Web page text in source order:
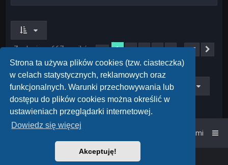
Strona ta używa plików cookies (tzw. ciasteczka)
w celach statystycznych, reklamowych oraz
funkcjonalnych. Warunki przechowywania lub
dostępu do plików cookies można określić w
ustawieniach przeglądarki internetowej.
Dowiedz się więcej
Akceptuję!
Znaleziono 667 wyników 1 2 3 4 5 … 27
Przejdź do
Kontakt z nami
phpBB
PlanetStyles